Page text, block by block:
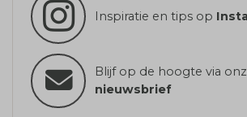
Inspiratie en tips op
Blijf op de hoogte via
nieuwsbrief